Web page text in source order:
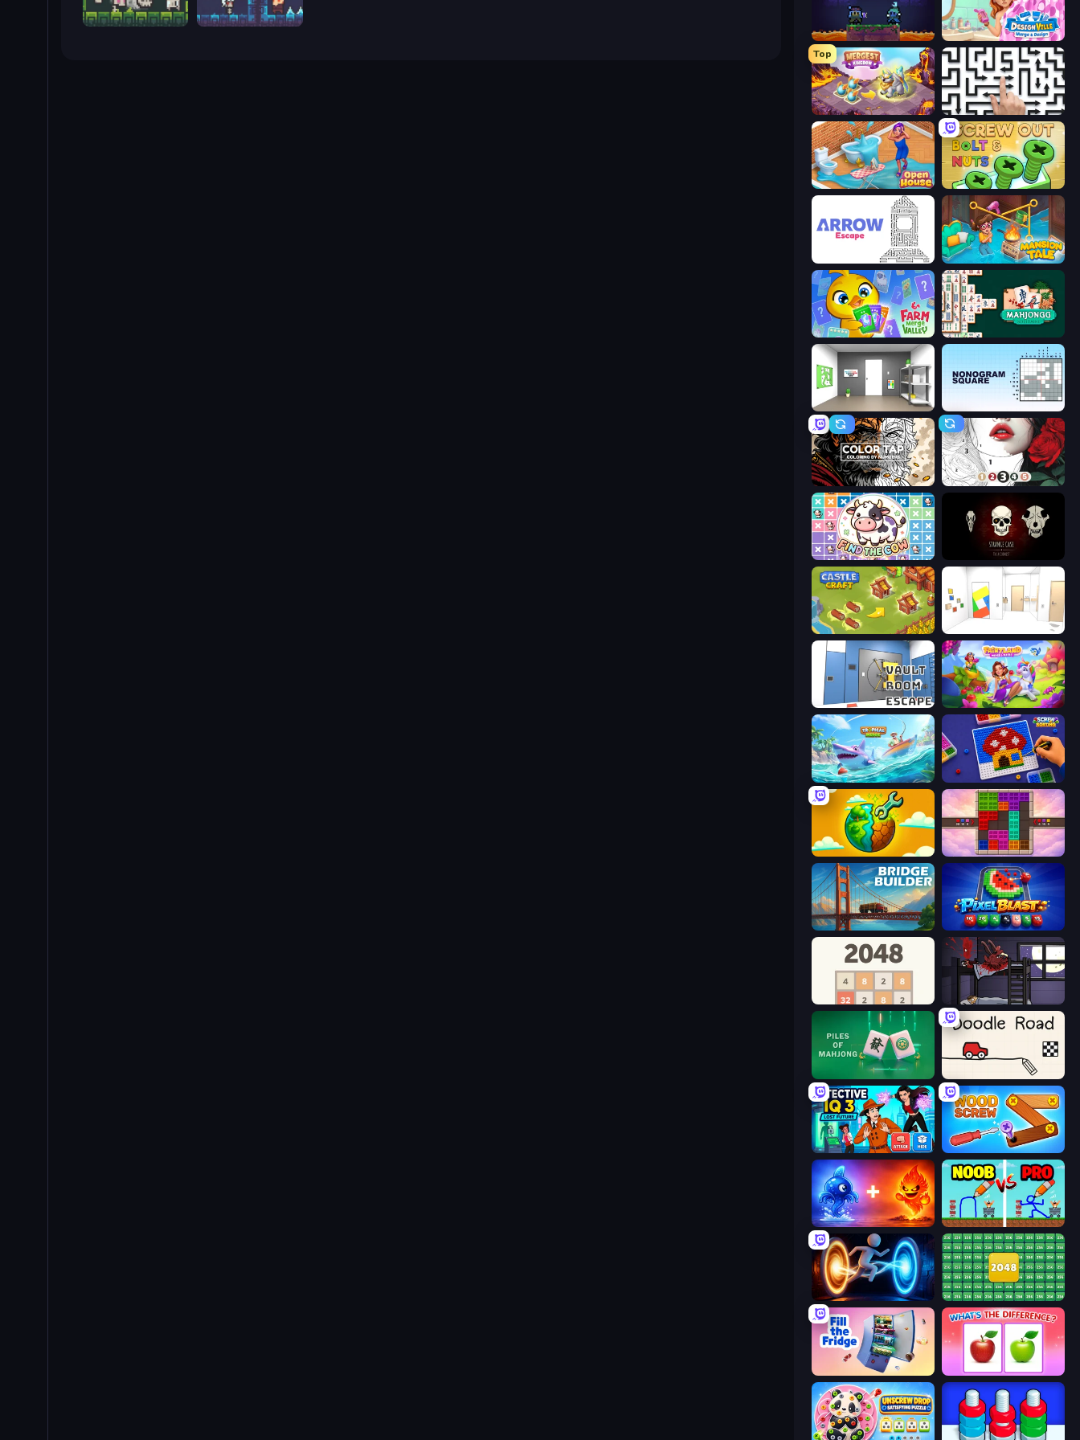
A Grim Chase A Grim Granny
Duo Designville: Merge & Design
Top
Mergest Kingdom Arrow Escape: Puzzle
Open House Screw Out: Bolts and Nuts
Arrow Escape Mansion Tale: Merge Secrets
Farm Merge Valley Mahjongg Solitaire
Paint Room Escape
Color Tap: Coloring by Numbers Numicolor
Find The Cow
Castle Craft Mirror Room Escape
Vault Room Escape Fairyland Merge & Magic
Tropical Merge Screw Sorting
Land Explorers: Merge & Build Color Cube Puzzle
Bridge Builder Pixel Blast
2048 The Visitor
Piles of Mahjong
Detective IQ 3 Wood Screw: Bolts Puzzle
Elemental Monsters: Merge DOP Noob: Draw to Save
Portal Escape 2048 Merge Blocks
Fill The Fridge What's The Difference?